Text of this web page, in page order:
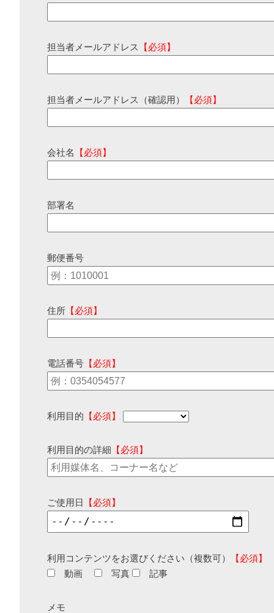
担当者メールアドレス 【必須】
担当者メールアドレス（確認用） 【必須】
会社名 【必須】
部署名
郵便番号
住所 【必須】
電話番号 【必須】
利用目的 【必須】
利用目的の詳細 【必須】
ご使用日 【必須】
利用コンテンツをお選びください（複数可）
【必須】
動画
写真 記事
メモ